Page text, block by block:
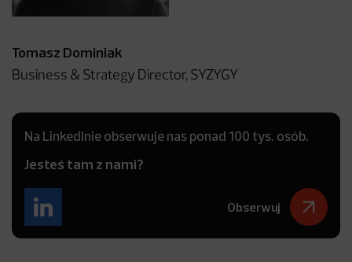
Tomasz Dominiak
Business & Strategy Director, SYZYGY
Na LinkedInie obserwuje nas ponad 100 tys. osób.
Jesteś tam z nami?
Obserwuj